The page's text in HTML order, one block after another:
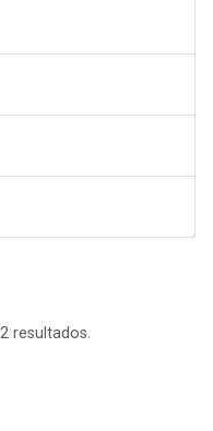
resultados.